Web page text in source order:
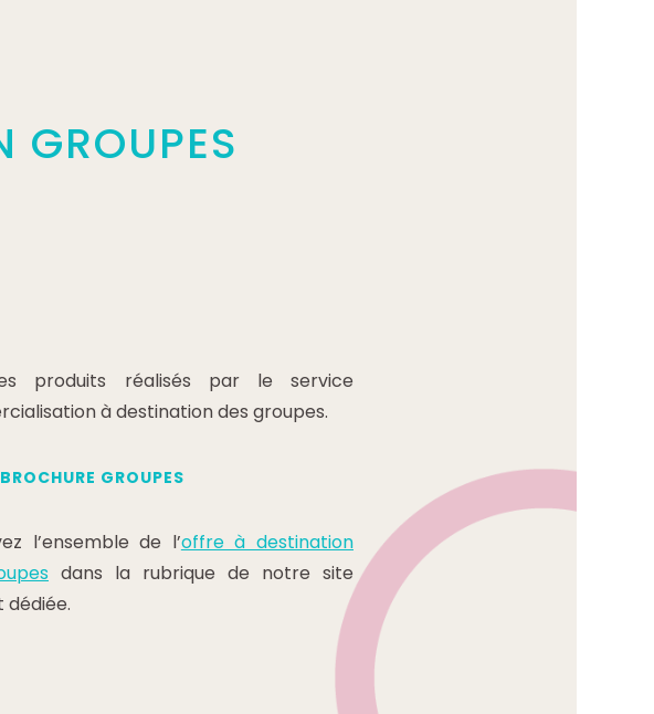
GROUPES
produits réalisés par le service
à destination des groupes.
BROCHURE GROUPES
l’ensemble de l’offre à destination
dans la rubrique de notre site